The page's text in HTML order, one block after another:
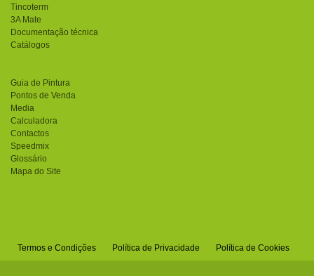
Tincoterm
3A Mate
Documentação técnica
Catálogos
Guia de Pintura
Pontos de Venda
Media
Calculadora
Contactos
Speedmix
Glossário
Mapa do Site
Termos e Condições Política de Privacidade Política de Cookies